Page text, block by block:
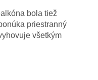
bola tiež
priestranný
všetkým